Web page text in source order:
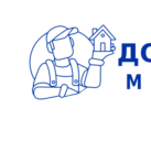
содержимому